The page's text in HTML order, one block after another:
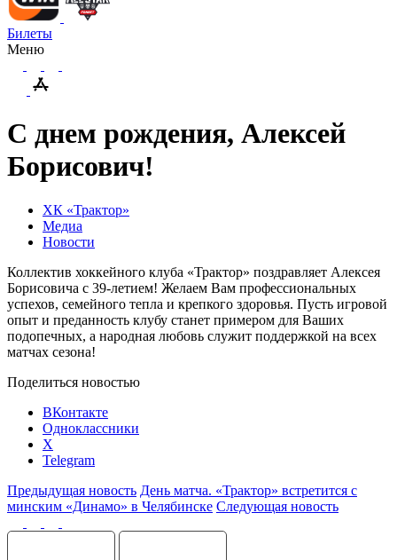
Билеты
Меню
С днем рождения, Алексей
Борисович!
ХК «Трактор»
Медиа
Новости
Коллектив хоккейного клуба «Трактор» поздравляет Алексея
Борисовича с 39-летием! Желаем Вам профессиональных
успехов, семейного тепла и крепкого здоровья. Пусть игровой
опыт и преданность клубу станет примером для Ваших
подопечных, а народная любовь служит поддержкой на всех
матчах сезона!
Поделиться новостью
ВКонтакте
Одноклассники
X
Telegram
Предыдущая новость День матча. «Трактор» встретится с
минским «Динамо» в Челябинске Следующая новость